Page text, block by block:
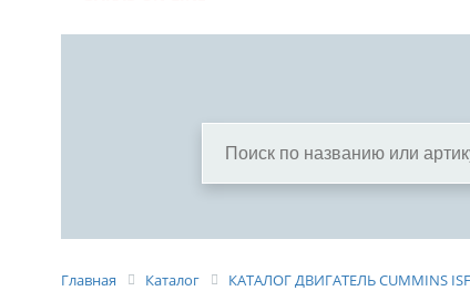
Главная Каталог КАТАЛОГ ДВИГАТЕЛЬ СUMMINS ISF